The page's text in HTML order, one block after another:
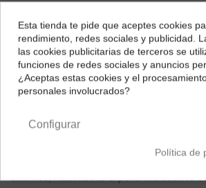
20,36 €
✓ Vendedor de Máxima Confianza
✓ Compradores Frecuentes lo Recomiendan
Disfruta de tu música favorita con este
Equipado con un lector de tarjetas, te
externos, haciendo tu experiencia auditiva
¿Dónde deseas recibir
Selecciona tu ubicación para
impuestos correctos para tu
Esta tienda te pide que aceptes cookies
rendimiento, redes sociales y publicidad.
las cookies publicitarias de terceros se
funciones de redes sociales y anuncios
¿Aceptas estas cookies y el
personales involucrados?
Configurar
Política de